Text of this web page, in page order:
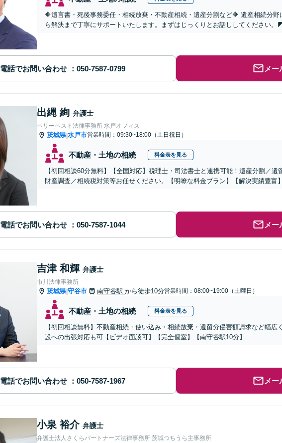
🔶遺言書・死後事務委任・相続放棄・不動産相続・遺産分割など🔶 遺産相続分
ら解決まで丁寧にサポートいたします。まずはじっくりとお話ししてください
電話でお問い合わせ メー
出縄 絢 弁護士
ベリーベスト法律事務所 水戸オフィス
茨城県|水戸市営業時間：09:30~18:00（土日祝日）
不動産・土地の相続 料金表を見る
【初回相談60分無料】【全国対応】税理士・司法書士と連携可能！遺産分割／遺
財産調査／相続税対策等お任せください。【明瞭な料金プラン】【解決実績豊富
電話でお問い合わせ メー
吉津 和輝 弁護士
市川法律事務所
茨城県|守谷市 南守谷駅 から徒歩10分営業時間：08:00~19:00（土曜日）
不動産・土地の相続 料金表を見る
【初回相談無料】不動産相続・使い込み・相続放棄・遺留分侵害額請求など幅
設への出張対応も可【ビデオ面談可】【完全個室】【南守谷駅10分】
電話でお問い合わせ メー
小泉 裕介 弁護士
弁護士法人さくらパートナーズ法律事務所 茨城つちうら主事務所